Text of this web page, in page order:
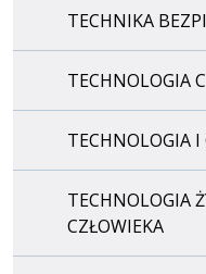
TECHNIKA
TECHNOLOGIA
TECHNOLOGIA I
TECHNOLOGIA
CZŁOWIEKA